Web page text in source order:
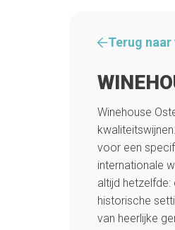
Terug
Winehouse
voor een
internationale
altijd hetzelfde:
historische
van heerlijke